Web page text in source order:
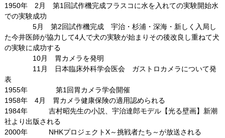
1950年 2月 第1回試作機完成フラスコに水を入れての実験開始水
での実験成功
5月 第2回試作機完成 宇治・杉浦・深海・新しく入局し
た今井医師が協力して4人で犬の実験が始まりその後改良し重ねて犬
の実験に成功する
10月 胃カメラを発明
11月 日本臨床外科学会医会 ガストロカメラについて発
表
1955年 第1回胃カメラ学会開催
1958年 4月 胃カメラ健康保険の適用認められる
1984年 吉村昭先生の小説、宇治達郎モデル【光る壁画】新潮
社より出版される
2000年 NHKプロジェクトX～挑戦者たち～が放送される